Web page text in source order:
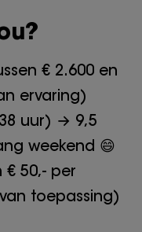
€ 2.600 en
ervaring)
uur) → 9,5
weekend 😄
50,- per
toepassing)